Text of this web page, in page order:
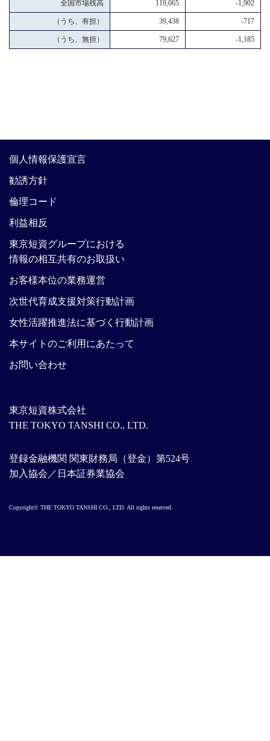
全国市場残高 119,065 -1,902
（うち、有担） 39,438 -717
（うち、無担） 79,627 -1,185
東京短資株式会社
THE TOKYO TANSHI CO., LTD.
登録金融機関 関東財務局（登金）第524号
加入協会／日本証券業協会
個人情報保護宣言
勧誘方針
倫理コード
利益相反
東京短資グループにおける
情報の相互共有のお取扱い
お客様本位の業務運営
次世代育成支援対策行動計画
女性活躍推進法に基づく行動計画
本サイトのご利用にあたって
お問い合わせ
Copyright© THE TOKYO TANSHI CO., LTD. All rights reserved.